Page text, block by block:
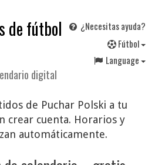
de fútbol
digital
¿Necesitas ayuda?
Fútbol
Language
de Puchar Polski a tu
crear cuenta. Horarios y
automáticamente.